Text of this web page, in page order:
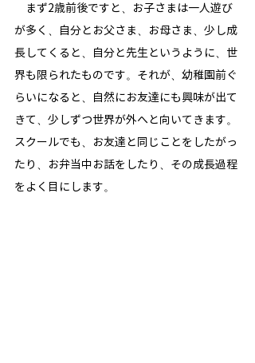
まず2歳前後ですと、お子さまは一人遊び
が多く、自分とお父さま、お母さま、少し成
長してくると、自分と先生というように、世
界も限られたものです。それが、幼稚園前ぐ
らいになると、自然にお友達にも興味が出て
きて、少しずつ世界が外へと向いてきます。
スクールでも、お友達と同じことをしたがっ
たり、お弁当中お話をしたり、その成長過程
をよく目にします。